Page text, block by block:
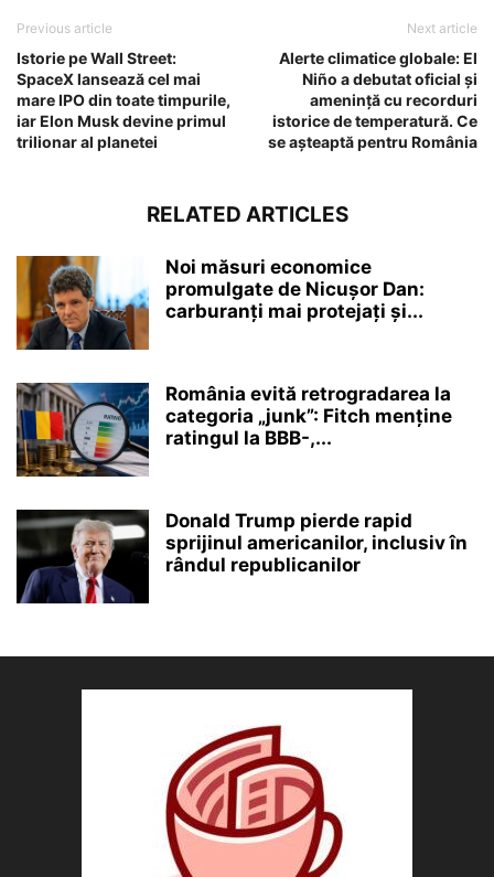
Previous article
Istorie pe Wall Street:
SpaceX lansează cel mai
mare IPO din toate timpurile,
iar Elon Musk devine primul
trilionar al planetei
Next article
Alerte climatice globale: El
Niño a debutat oficial și
amenință cu recorduri
istorice de temperatură. Ce
se așteaptă pentru România
RELATED ARTICLES
Noi măsuri economice
promulgate de Nicușor Dan:
carburanți mai protejați și...
România evită retrogradarea la
categoria „junk”: Fitch menține
ratingul la BBB-,...
Donald Trump pierde rapid
sprijinul americanilor, inclusiv în
rândul republicanilor